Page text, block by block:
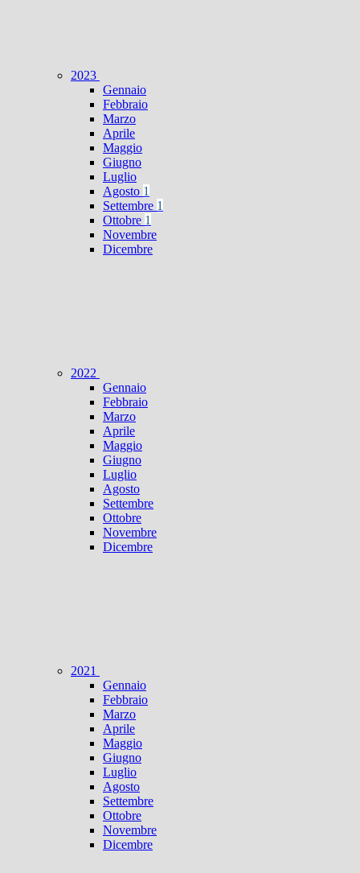
2023
Gennaio
Febbraio
Marzo
Aprile
Maggio
Giugno
Luglio
Agosto 1
Settembre 1
Ottobre 1
Novembre
Dicembre
2022
Gennaio
Febbraio
Marzo
Aprile
Maggio
Giugno
Luglio
Agosto
Settembre
Ottobre
Novembre
Dicembre
2021
Gennaio
Febbraio
Marzo
Aprile
Maggio
Giugno
Luglio
Agosto
Settembre
Ottobre
Novembre
Dicembre